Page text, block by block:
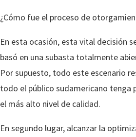
¿Cómo fue el proceso de
En esta ocasión, esta vital decisión
basó en una subasta totalmente
Por supuesto, todo este escenario
todo el público sudamericano tenga
el más alto nivel de calidad.
En segundo lugar, alcanzar la